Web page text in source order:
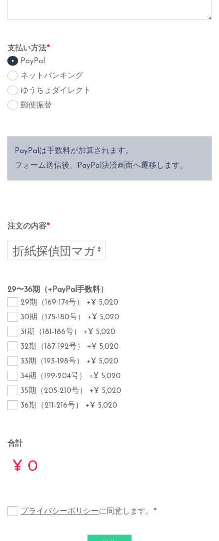
支払い方法*
PayPal
ネットバンキング
ゆうちょダイレクト
郵便振替
PayPalは手数料が加算されます。
フォーム送信後、PayPal決済画面へ遷移します。
注文の内容*
29〜36期（+PayPal手数料）
29期（169-174号）
+¥ 5,020
30期（175-180号）
+¥ 5,020
31期（181-186号）
+¥ 5,020
32期（187-192号）
+¥ 5,020
33期（193-198号）
+¥ 5,020
34期（199-204号）
+¥ 5,020
35期（205-210号）
+¥ 5,020
36期（211-216号）
+¥ 5,020
合計
プライバシーポリシーに同意します。 *